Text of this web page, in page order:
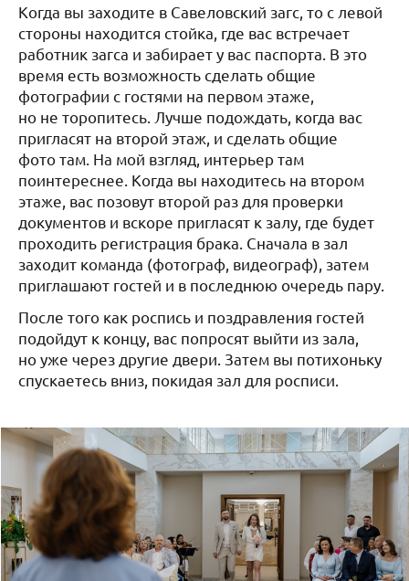
Когда вы заходите в Савеловский загс, то с левой
стороны находится стойка, где вас встречает
работник загса и забирает у вас паспорта. В это
время есть возможность сделать общие
фотографии с гостями на первом этаже,
но не торопитесь. Лучше подождать, когда вас
пригласят на второй этаж, и сделать общие
фото там. На мой взгляд, интерьер там
поинтереснее. Когда вы находитесь на втором
этаже, вас позовут второй раз для проверки
документов и вскоре пригласят к залу, где будет
проходить регистрация брака. Сначала в зал
заходит команда (фотограф, видеограф), затем
приглашают гостей и в последнюю очередь пару.
После того как роспись и поздравления гостей
подойдут к концу, вас попросят выйти из зала,
но уже через другие двери. Затем вы потихоньку
спускаетесь вниз, покидая зал для росписи.